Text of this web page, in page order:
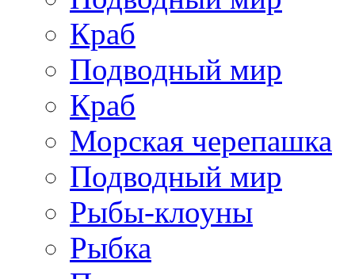
Краб
Подводный мир
Краб
Морская черепашка
Подводный мир
Рыбы-клоуны
Рыбка